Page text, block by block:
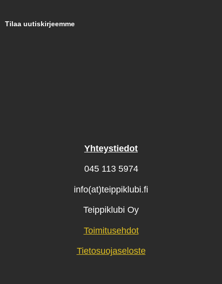
Tilaa uutiskirjeemme
Yhteystiedot
045 113 5974
info(at)teippiklubi.fi
Teippiklubi Oy
Toimitusehdot
Tietosuojaseloste